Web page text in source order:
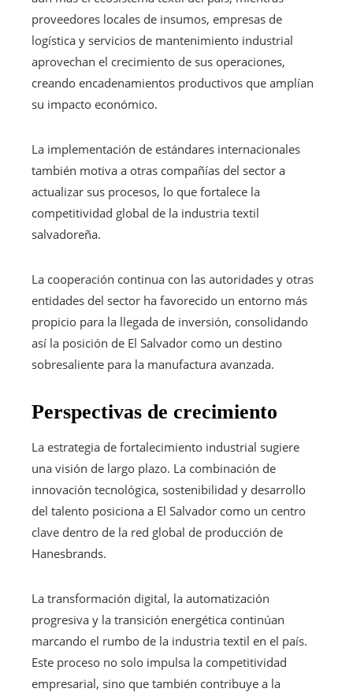
proveedores locales de insumos, empresas de
logística y servicios de mantenimiento industrial
aprovechan el crecimiento de sus operaciones,
creando encadenamientos productivos que amplían
su impacto económico.
La implementación de estándares internacionales
también motiva a otras compañías del sector a
actualizar sus procesos, lo que fortalece la
competitividad global de la industria textil
salvadoreña.
La cooperación continua con las autoridades y otras
entidades del sector ha favorecido un entorno más
propicio para la llegada de inversión, consolidando
así la posición de El Salvador como un destino
sobresaliente para la manufactura avanzada.
Perspectivas de crecimiento
La estrategia de fortalecimiento industrial sugiere
una visión de largo plazo. La combinación de
innovación tecnológica, sostenibilidad y desarrollo
del talento posiciona a El Salvador como un centro
clave dentro de la red global de producción de
Hanesbrands.
La transformación digital, la automatización
progresiva y la transición energética continúan
marcando el rumbo de la industria textil en el país.
Este proceso no solo impulsa la competitividad
empresarial, sino que también contribuye a la